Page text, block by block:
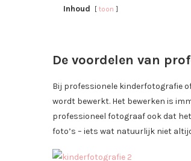
Inhoud toon
De voordelen van
Bij professionele kinderfotografie
wordt bewerkt. Het bewerken is
professioneel fotograaf ook dat
foto’s – iets wat natuurlijk niet